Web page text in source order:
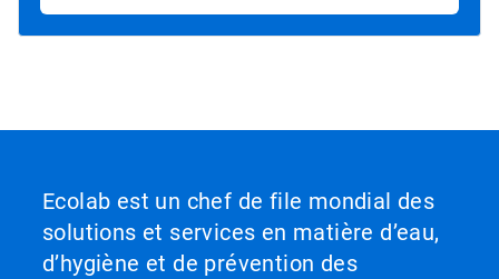
Ecolab est un chef de file mondial des
solutions et services en matière d’eau,
d’hygiène et de prévention des